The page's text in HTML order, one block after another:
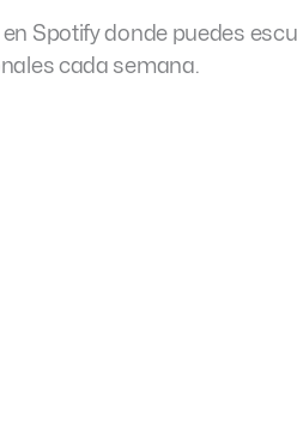
Spotify donde puedes
cada semana.